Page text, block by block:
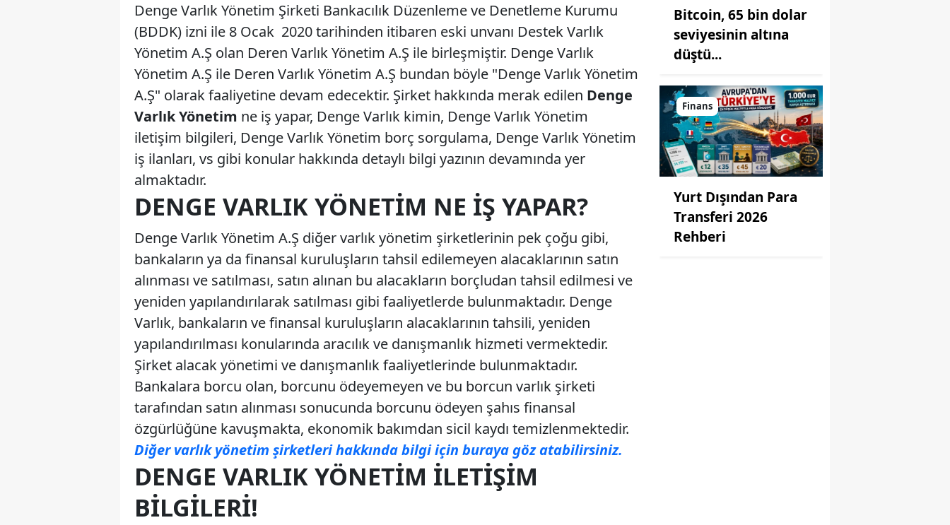
Denge Varlık Yönetim Şirketi Bankacılık Düzenleme ve Denetleme Kurumu
(BDDK) izni ile 8 Ocak 2020 tarihinden itibaren eski unvanı Destek Varlık
Yönetim A.Ş olan Deren Varlık Yönetim A.Ş ile birleşmiştir. Denge Varlık
Yönetim A.Ş ile Deren Varlık Yönetim A.Ş bundan böyle "Denge Varlık Yönetim
A.Ş" olarak faaliyetine devam edecektir. Şirket hakkında merak edilen Denge
Varlık Yönetim ne iş yapar, Denge Varlık kimin, Denge Varlık Yönetim
iletişim bilgileri, Denge Varlık Yönetim borç sorgulama, Denge Varlık Yönetim
iş ilanları, vs gibi konular hakkında detaylı bilgi yazının devamında yer
almaktadır.
DENGE VARLIK YÖNETIM NE İŞ YAPAR?
Denge Varlık Yönetim A.Ş diğer varlık yönetim şirketlerinin pek çoğu gibi,
bankaların ya da finansal kuruluşların tahsil edilemeyen alacaklarının satın
alınması ve satılması, satın alınan bu alacakların borçludan tahsil edilmesi ve
yeniden yapılandırılarak satılması gibi faaliyetlerde bulunmaktadır. Denge
Varlık, bankaların ve finansal kuruluşların alacaklarının tahsili, yeniden
yapılandırılması konularında aracılık ve danışmanlık hizmeti vermektedir.
Şirket alacak yönetimi ve danışmanlık faaliyetlerinde bulunmaktadır.
Bankalara borcu olan, borcunu ödeyemeyen ve bu borcun varlık şirketi
tarafından satın alınması sonucunda borcunu ödeyen şahıs finansal
özgürlüğüne kavuşmakta, ekonomik bakımdan sicil kaydı temizlenmektedir.
Diğer varlık yönetim şirketleri hakkında bilgi için buraya göz atabilirsiniz.
DENGE VARLIK YÖNETIM İLETIŞIM
BILGILERI!
Bitcoin, 65 bin dolar
seviyesinin altına
düştü...
Finans
Yurt Dışından Para
Transferi 2026
Rehberi